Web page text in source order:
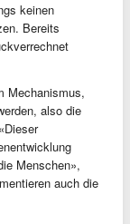
keinen
Bereits
Mechanismus,
also die
Menschen»,
auch die